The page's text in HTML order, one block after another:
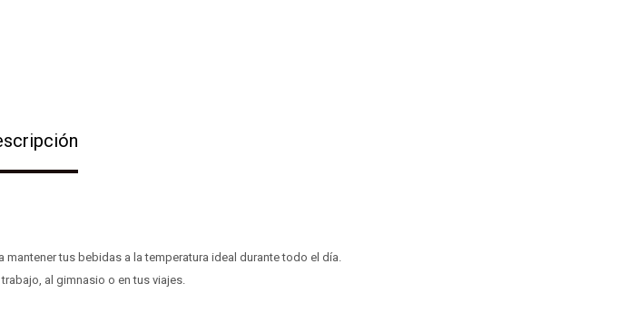
mantener tus bebidas a la temperatura ideal durante todo el día.
al gimnasio o en tus viajes.